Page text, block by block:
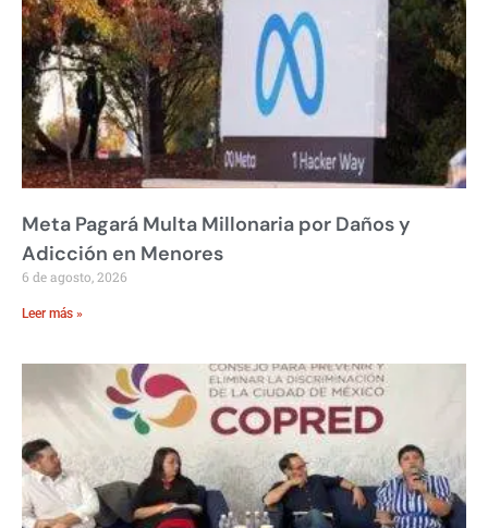
Meta Pagará Multa Millonaria por Daños y
Adicción en Menores
6 de agosto, 2026
Leer más »